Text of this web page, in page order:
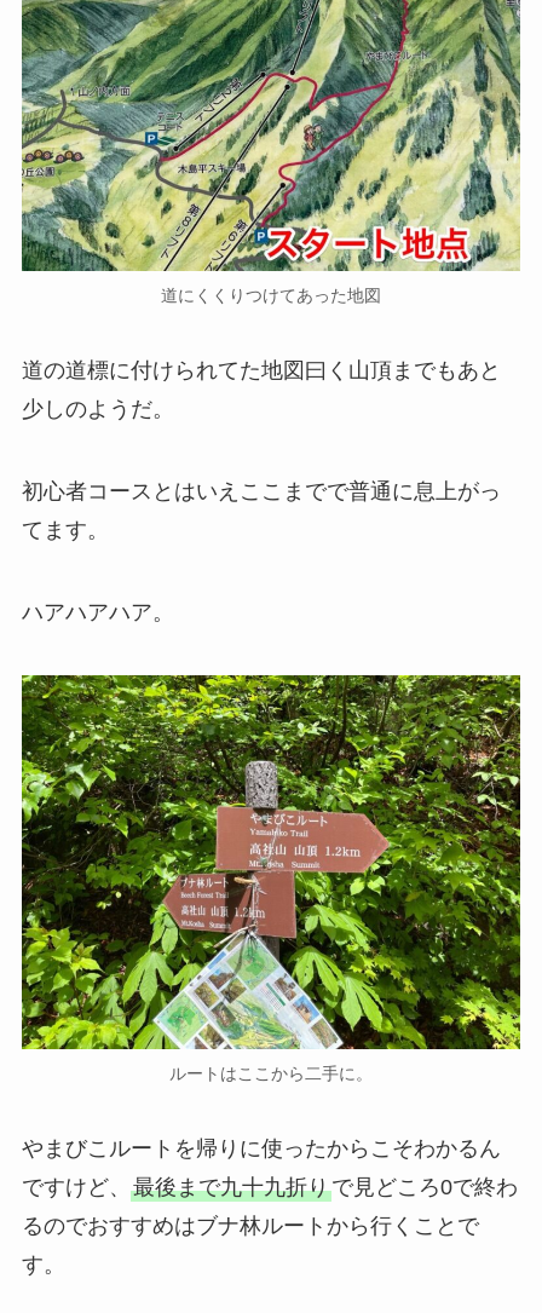
道にくくりつけてあった地図
道の道標に付けられてた地図曰く山頂までもあと
少しのようだ。
初心者コースとはいえここまでで普通に息上がっ
てます。
ハアハアハア。
ルートはここから二手に。
やまびこルートを帰りに使ったからこそわかるん
ですけど、 最後まで九十九折りで見どころ0で終わ
るのでおすすめはブナ林ルートから行くことで
す。